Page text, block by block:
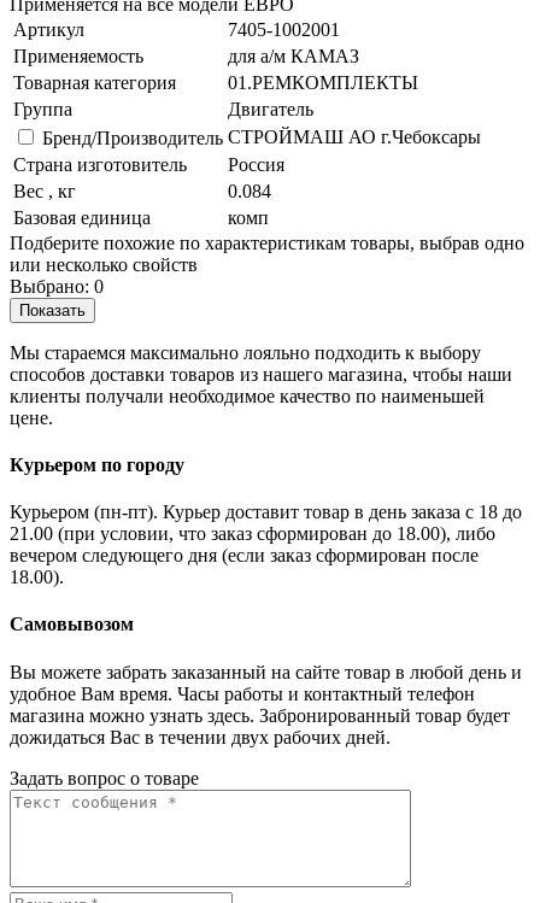
Артикул
7405-1002001
Применяемость
для а/м КАМАЗ
Товарная категория
01.РЕМКОМПЛЕКТЫ
Группа
Двигатель
Бренд/Производитель СТРОЙМАШ АО г.Чебоксары
Страна изготовитель
Россия
Вес , кг
0.084
Базовая единица
комп
Подберите похожие по характеристикам товары, выбрав одно
или несколько свойств
Выбрано: 0
Показать
Мы стараемся максимально лояльно подходить к выбору
способов доставки товаров из нашего магазина, чтобы наши
клиенты получали необходимое качество по наименьшей
цене.
Курьером по городу
Курьером (пн-пт). Курьер доставит товар в день заказа с 18 до
21.00 (при условии, что заказ сформирован до 18.00), либо
вечером следующего дня (если заказ сформирован после
18.00).
Самовывозом
Вы можете забрать заказанный на сайте товар в любой день и
удобное Вам время. Часы работы и контактный телефон
магазина можно узнать здесь. Забронированный товар будет
дожидаться Вас в течении двух рабочих дней.
Задать вопрос о товаре